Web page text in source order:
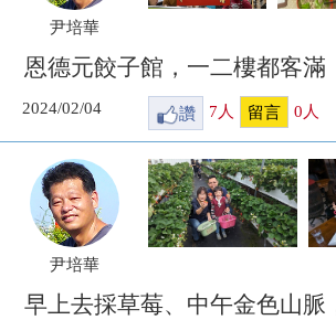
尹培華
恩德元餃子館，一二樓都客滿
2024/02/04 讚 7 人 留言 0 人
尹培華
早上去採草莓、中午金色山脈